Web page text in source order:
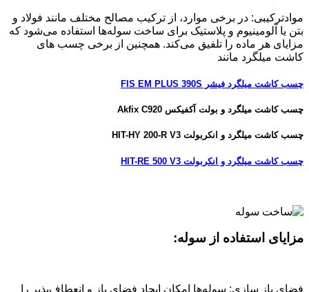
موادترکیبی: در برخی موارد، از ترکیب مصالح مختلف مانند فولاد و
بتن یا آلومینیوم و پلاستیک برای ساخت سوله‌ها استفاده می‌شود که
مزایای هر ماده را تلفیق می‌کند. همچنین از برخی چسب های
کاشت میلگرد مانند
چسب کاشت میلگرد فیشر FIS EM PLUS 390S
چسب کاشت میلگرد و بولت آکفیکس Akfix C920
چسب کاشت میلگرد و انکربولت HIT-HY 200-R V3
چسب کاشت میلگرد و انکربولت HIT-RE 500 V3
مزایای استفاده از سوله:
فضای باز سازی: سوله‌ها امکان ایجاد فضای باز و انعطاف‌پذیر را